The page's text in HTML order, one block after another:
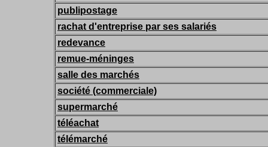
publipostage
rachat d'entreprise par ses salariés
redevance
remue-méninges
salle des marchés
société (commerciale)
supermarché
téléachat
télémarché